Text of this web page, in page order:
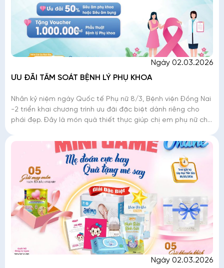
Ngày 02.03.2026
ƯU ĐÃI TẦM SOÁT BỆNH LÝ PHỤ KHOA
Nhân kỷ niệm ngày Quốc tế Phụ nữ 8/3, Bệnh viện Đồng Nai
-2 triển khai chương trình ưu đãi đặc biệt dành riêng cho
phái đẹp. Đây là món quà thiết thực giúp chị em phụ nữ chủ
Ngày 02.03.2026